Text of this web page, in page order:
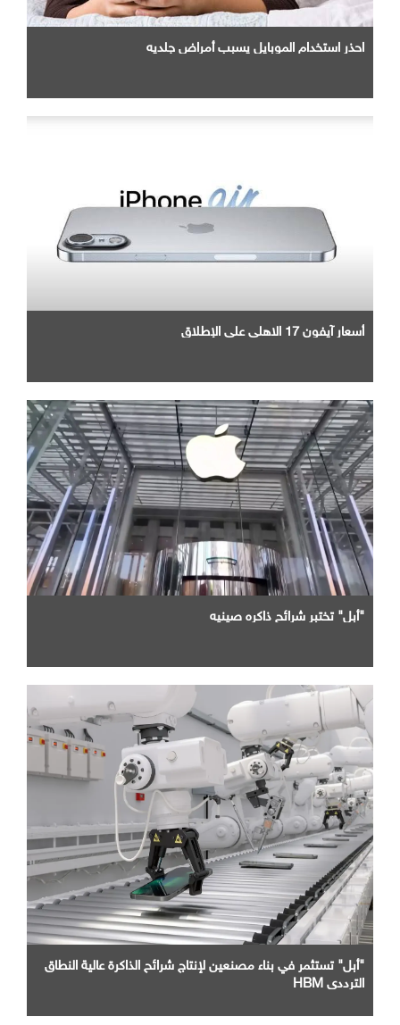
احذر استخدام الموبايل يسبب أمراض جلديه
أسعار آيفون 17 الاهلي علي الإطلاق
"أبل" تختبر شرائح ذاكره صينيه
"أبل" تستثمر في بناء مصنعين لإنتاج شرائح الذاكرة عالية النطاق
الترددي HBM